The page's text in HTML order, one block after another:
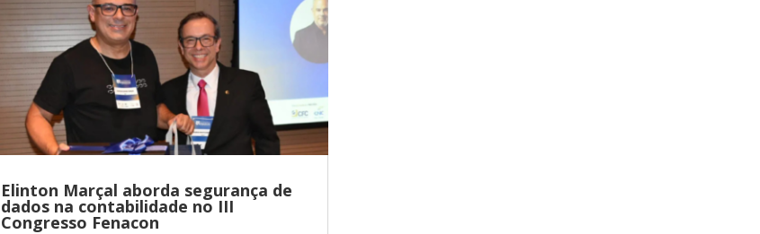
Elinton Marçal aborda segurança de
dados na contabilidade no III
Congresso Fenacon